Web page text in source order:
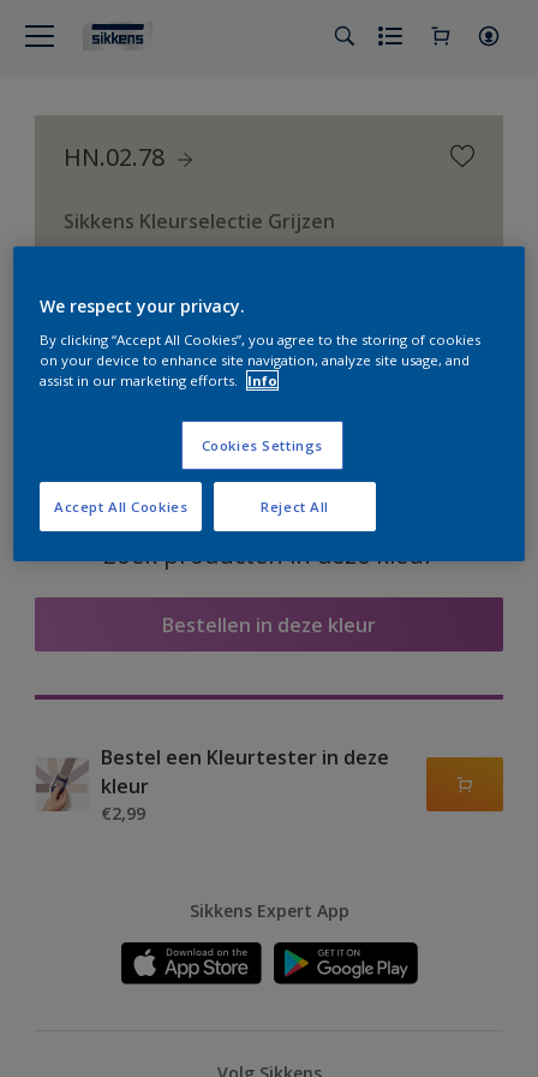
HN.02.78
Sikkens Kleurselectie Grijzen
Zoek producten in deze kleur
Bestellen in deze kleur
Bestel een Kleurtester in deze
kleur
€2,99
Sikkens Expert App
We respect your privacy.
By clicking “Accept All Cookies”, you agree to the storing of cookies
on your device to enhance site navigation, analyze site usage, and
assist in our marketing efforts.
Info
Cookies Settings
Reject All
Accept All Cookies